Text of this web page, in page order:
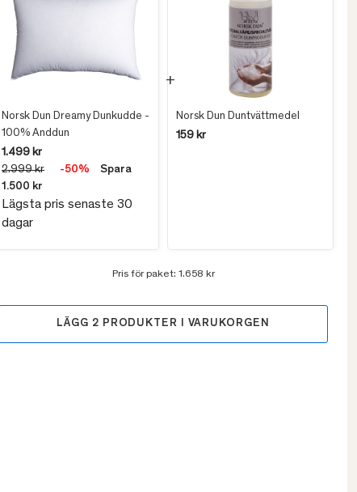
Norsk Dun Dreamy Dunkudde -
100% Anddun
1.499 kr
2.999 kr
-50%
Spara
1.500 kr
Lägsta pris senaste 30
dagar
Norsk Dun Duntvättmedel
159 kr
Pris för paket: 1.658 kr
LÄGG 2 PRODUKTER I VARUKORGEN